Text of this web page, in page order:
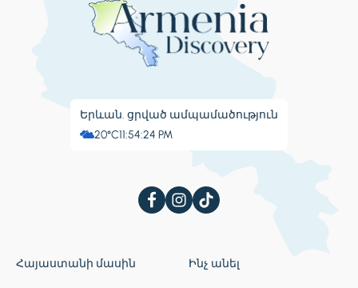
Երևան. ցրված ամպամածություն
20°C11:54:25 PM
Հայաստանի մասին Ինչ անել